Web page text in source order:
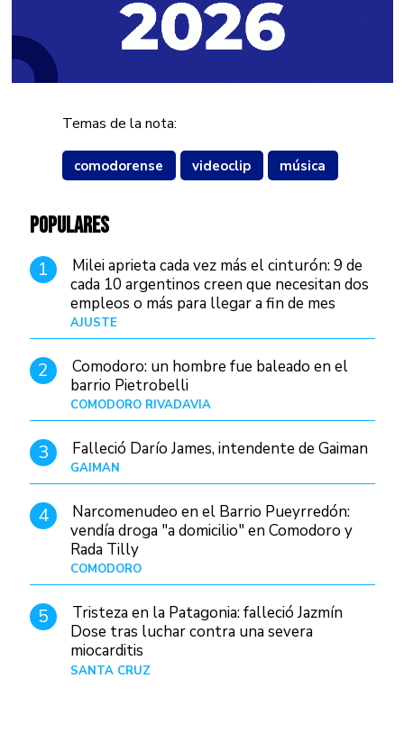
Temas de la nota:
comodorense videoclip música
POPULARES
1
Milei aprieta cada vez más el cinturón: 9 de
cada 10 argentinos creen que necesitan dos
empleos o más para llegar a fin de mes
AJUSTE
2
Comodoro: un hombre fue baleado en el
barrio Pietrobelli
COMODORO RIVADAVIA
3 Falleció Darío James, intendente de Gaiman
GAIMAN
4
Narcomenudeo en el Barrio Pueyrredón:
vendía droga "a domicilio" en Comodoro y
Rada Tilly
COMODORO
5
Tristeza en la Patagonia: falleció Jazmín
Dose tras luchar contra una severa
miocarditis
SANTA CRUZ